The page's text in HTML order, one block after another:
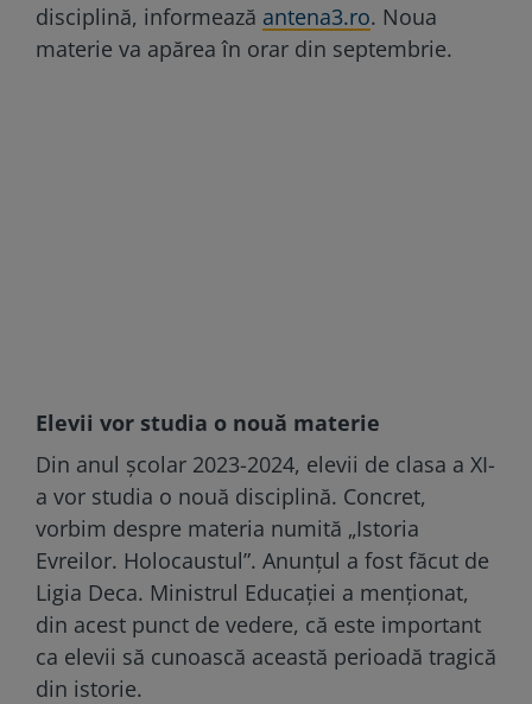
disciplină, informează antena3.ro. Noua
materie va apărea în orar din septembrie.
Elevii vor studia o nouă materie
Din anul școlar 2023-2024, elevii de clasa a XI-
a vor studia o nouă disciplină. Concret,
vorbim despre materia numită „Istoria
Evreilor. Holocaustul”. Anunțul a fost făcut de
Ligia Deca. Ministrul Educației a menționat,
din acest punct de vedere, că este important
ca elevii să cunoască această perioadă tragică
din istorie.